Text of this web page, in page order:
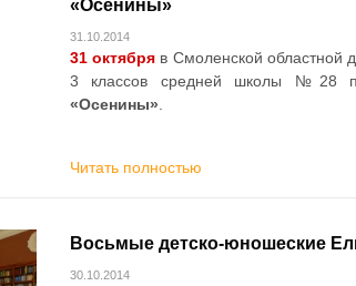
«Осенины»
31.10.2014
31 октября в Смоленской областной
3 классов средней школы №28
«Осенины».
Читать полностью
Восьмые детско-юношеские
30.10.2014